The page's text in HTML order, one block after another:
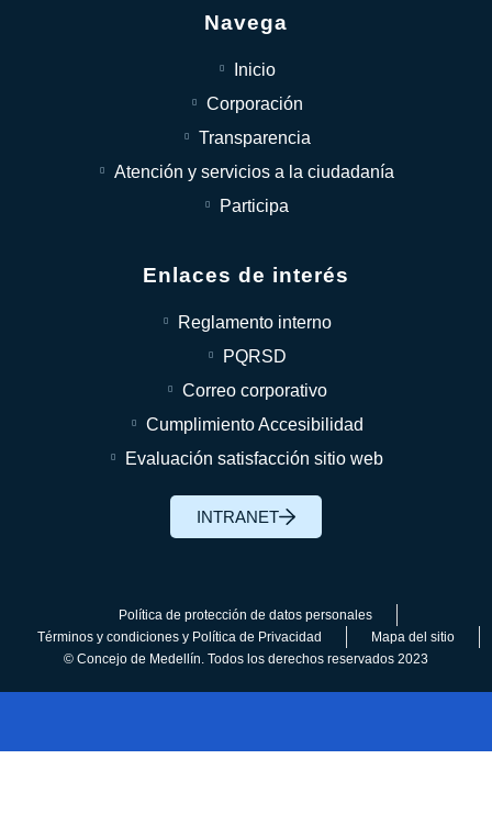
Navega
Inicio
Corporación
Transparencia
Atención y servicios a la ciudadanía
Participa
Enlaces de interés
Reglamento interno
PQRSD
Correo corporativo
Cumplimiento Accesibilidad
Evaluación satisfacción sitio web
INTRANET
Política de protección de datos personales
Términos y condiciones y Política de Privacidad
Mapa del sitio
© Concejo de Medellín. Todos los derechos reservados 2023